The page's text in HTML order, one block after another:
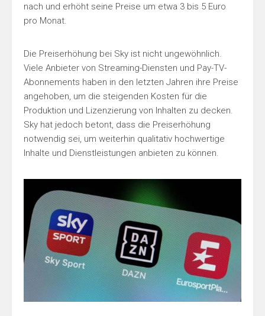
nach und erhöht seine Preise um etwa 3 bis 5 Euro
pro Monat.
Die Preiserhöhung bei Sky ist nicht ungewöhnlich.
Viele Anbieter von Streaming-Diensten und Pay-TV-
Abonnements haben in den letzten Jahren ihre Preise
angehoben, um die steigenden Kosten für die
Produktion und Lizenzierung von Inhalten zu decken.
Sky hat jedoch betont, dass die Preiserhöhung
notwendig sei, um weiterhin qualitativ hochwertige
Inhalte und Dienstleistungen anbieten zu können.